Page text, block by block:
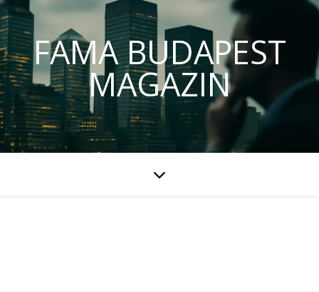
FAMA BUDAPEST
MAGAZIN